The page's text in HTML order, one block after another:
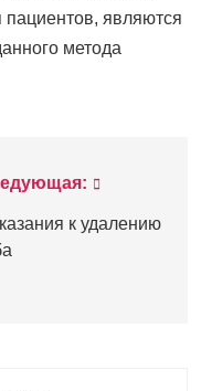
являются
метода
к удалению